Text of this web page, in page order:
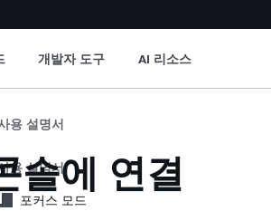
개발자 도구 AI 리소스
용 설명서
용 설명서
솔에 연결
포커스 모드